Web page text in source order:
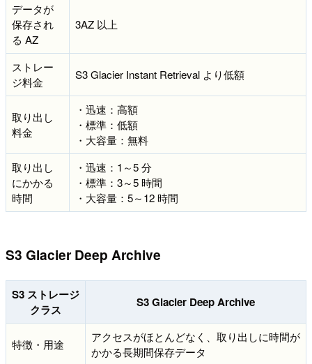
データが
保存され
る AZ
3AZ 以上
ストレー
ジ料金
S3 Glacier Instant Retrieval より低額
取り出し
料金
・迅速：高額
・標準：低額
・大容量：無料
取り出し
にかかる
時間
・迅速：1～5 分
・標準：3～5 時間
・大容量：5～12 時間
S3 Glacier Deep Archive
S3 ストレージ
クラス
S3 Glacier Deep Archive
特徴・用途
アクセスがほとんどなく、取り出しに時間が
かかる長期間保存データ